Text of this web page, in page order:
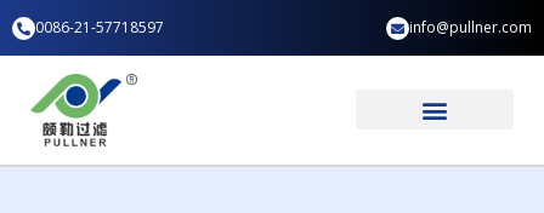
contenido
0086-21-57718597 info@pullner.com